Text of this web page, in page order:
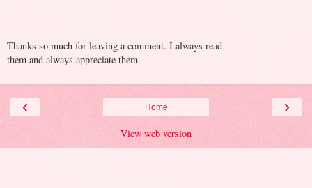
Thanks so much for leaving a comment. I always read
them and always appreciate them.
‹ ›
Home
View web version